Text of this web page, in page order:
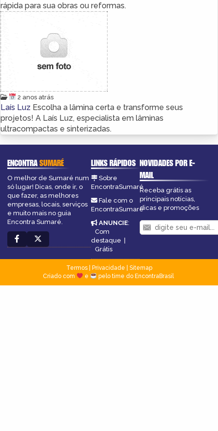
rápida para sua obras ou reformas.
2 anos atrás
Laís Luz Escolha a lâmina certa e transforme seus
projetos! A Laís Luz, especialista em lâminas
ultracompactas e sinterizadas.
ENCONTRASUMARÉ
O melhor de Sumaré num
só lugar! Dicas, onde ir, o
que fazer, as melhores
empresas, locais, serviços
e muito mais no guia
Encontra Sumaré.
LINKS RÁPIDOS
Sobre
EncontraSumaré
Fale com o
EncontraSumaré
ANUNCIE:
Com
destaque |
Grátis
NOVIDADES POR E-
MAIL
Receba grátis as
principais notícias,
dicas e promoções
Termos| Privacidade
Sitemap
Criado com
e pelo time do EncontraBrasil